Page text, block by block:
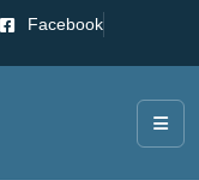
Facebook